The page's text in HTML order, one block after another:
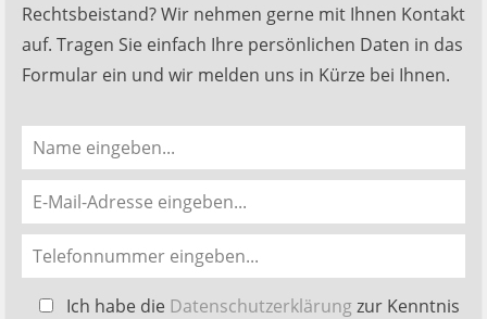
Rechtsbeistand? Wir nehmen gerne mit Ihnen Kontakt
auf. Tragen Sie einfach Ihre persönlichen Daten in das
Formular ein und wir melden uns in Kürze bei Ihnen.
Bitte Ich habe die Datenschutzerklärungzur Kenntnis